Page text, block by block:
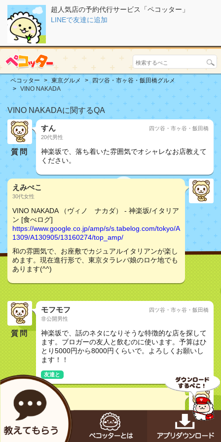
超人気店の予約代行サービス「ペコッター」
LINEで友達に追加
ペコッター 東京グルメ
四ツ谷・市ヶ谷・飯田橋グルメ
VINO NAKADA
VINO NAKADAに関するQA
質問
すん
20代男性
四ツ谷・市ヶ谷・飯田橋
神楽坂で、落ち着いた雰囲気でオシャレなお店教えて
ください。
えみぺこ
30代女性
VINO NAKADA （ヴィノ ナカダ） - 神楽坂/イタリア
ン [食べログ]
https://www.google.co.jp/amp/s/s.tabelog.com/tokyo/A
1309/A130905/13160274/top_amp/
和の雰囲気で、お座敷でカジュアルイタリアンが楽し
めます。現在進行形で、東京タラレバ娘のロケ地でも
あります(^^)
質問
モフモフ
非公開男性
四ツ谷・市ヶ谷・飯田橋
神楽坂で、話のネタになりそうな特徴的な店を探して
ます。ブロガーの友人と飲むのに使います。予算はひ
とり5000円から8000円くらいで。よろしくお願いし
ます！！
友達と
えみぺこ
30代女性
VINO NAKADA （ヴィノ ナカダ） - 神楽坂/イタリア
ン [食べログ]
https://www.google.co.jp/amp/s/s.tabelog.com/tokyo/A